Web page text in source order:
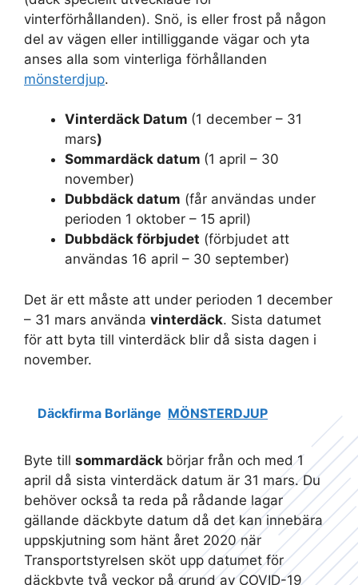
vinterförhållanden). Snö, is eller frost på någon
del av vägen eller intilliggande vägar och yta
anses alla som vinterliga förhållanden
mönsterdjup.
Vinterdäck Datum (1 december – 31
mars)
Sommardäck datum (1 april – 30
november)
Dubbdäck datum (får användas under
perioden 1 oktober – 15 april)
Dubbdäck förbjudet (förbjudet att
användas 16 april – 30 september)
Det är ett måste att under perioden 1 december
– 31 mars använda vinterdäck. Sista datumet
för att byta till vinterdäck blir då sista dagen i
november.
Däckfirma Borlänge MÖNSTERDJUP
Byte till sommardäck börjar från och med 1
april då sista vinterdäck datum är 31 mars. Du
behöver också ta reda på rådande lagar
gällande däckbyte datum då det kan innebära
uppskjutning som hänt året 2020 när
Transportstyrelsen sköt upp datumet för
däckbyte två veckor på grund av COVID-19